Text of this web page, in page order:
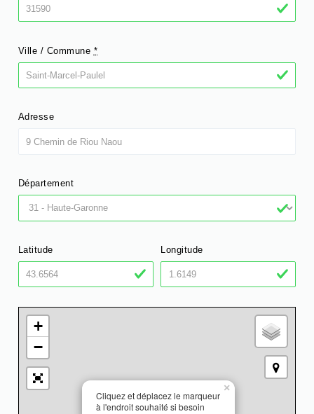
Ville / Commune *
Adresse
Département
Latitude Longitude
Cliquez et déplacez le marqueur
à l'endroit souhaité si besoin
×
+
−